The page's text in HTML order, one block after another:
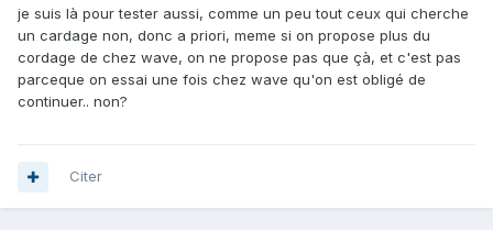
je suis là pour tester aussi, comme un peu tout ceux qui cherche
un cardage non, donc a priori, meme si on propose plus du
cordage de chez wave, on ne propose pas que çà, et c'est pas
parceque on essai une fois chez wave qu'on est obligé de
continuer.. non?
Citer